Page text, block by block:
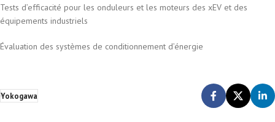
Tests d’efficacité pour les onduleurs et les moteurs des xEV et des
équipements industriels
Évaluation des systèmes de conditionnement d’énergie
Yokogawa